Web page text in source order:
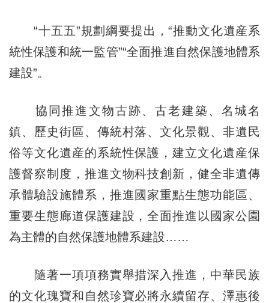
“十五五”規劃綱要提出，“推動文化遺産系
統性保護和統一監管”“全面推進自然保護地體系
建設”。
協同推進文物古跡、古老建築、名城名
鎮、歷史街區、傳統村落、文化景觀、非遺民
俗等文化遺産的系統性保護，建立文化遺産保
護督察制度，推進文物科技創新，健全非遺傳
承體驗設施體系，推進國家重點生態功能區、
重要生態廊道保護建設，全面推進以國家公園
為主體的自然保護地體系建設……
隨著一項項務實舉措深入推進，中華民族
的文化瑰寶和自然珍寶必將永續留存、澤惠後